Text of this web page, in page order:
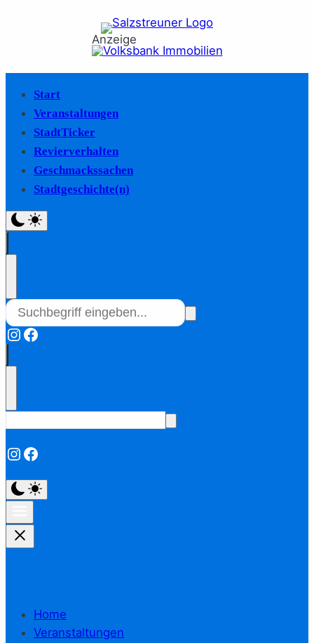
Anzeige
Start
Veranstaltungen
StadtTicker
Revierverhalten
Geschmackssachen
Stadtgeschichte(n)
Instagram
Facebook
Instagram
Facebook
Home
Veranstaltungen